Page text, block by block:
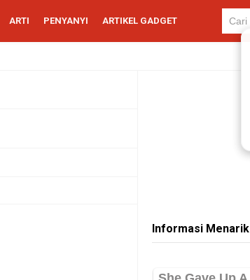
ARTI PENYANYI ARTIKEL GADGET
Informasi Menarik